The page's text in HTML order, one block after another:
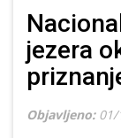
jezera
Objavljeno: 01/